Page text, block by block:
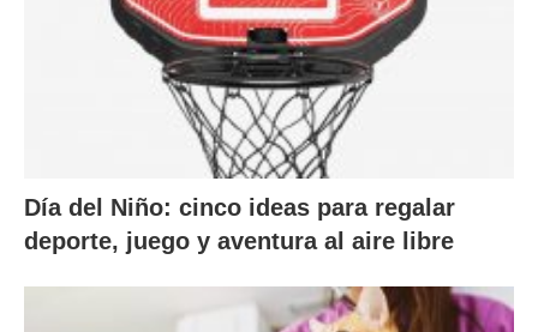
Día del Niño: cinco ideas para regalar
deporte, juego y aventura al aire libre